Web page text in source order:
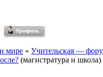
мире » Учительская —
(магистратура и школа)